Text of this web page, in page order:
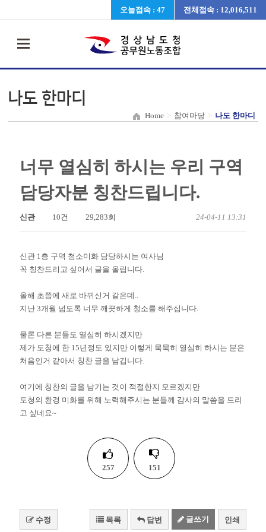
오늘접속 : 47 전체접속 : 12,016,511
나도 한마디
Home > 참여마당 > 나도 한마디
너무 열심히 하시는 우리 구역
담당자분 칭찬드립니다.
신관 10건 29,283회 24-04-11 13:31
신관 1층 구역 청소미화 담당하시는 여사님
꼭 칭찬드리고 싶어서 글을 올립니다.
올해 초쯤에 새로 바뀌신거 같은데..
지난 3개월 넘도록 너무 깨끗하게 청소를 해주십니다.
물론 다른 분들도 열심히 하시겠지만
제가 도청에 한 15년정도 있지만 이렇게 묵묵히 열심히 하시는 분은
처음인거 같아서 칭찬 글을 남깁니다.
여기에 칭찬의 글을 남기는 것이 적절한지 모르겠지만
도청의 환경 미화를 위해 노력해주시는 분들께 감사의 말씀을 드리
고 싶네요~
257 151
수정 목록 답변 글쓰기 인쇄